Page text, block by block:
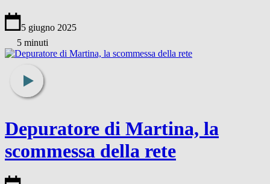
5 giugno 2025
5 minuti
Depuratore di Martina, la
scommessa della rete